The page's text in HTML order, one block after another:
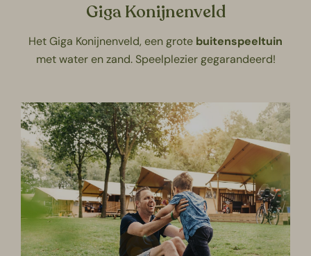
Giga Konijnenveld
Het Giga Konijnenveld, een grote buitenspeeltuin
met water en zand. Speelplezier gegarandeerd!